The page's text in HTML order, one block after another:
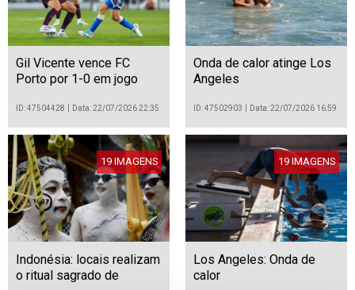
Gil Vicente vence FC
Porto por 1-0 em jogo
futebol
ID: 47504428 Data: 22/07/2026 22:35
Onda de calor atinge Los
Angeles
ID: 47502903 Data: 22/07/2026 16:59
19 IMAGENS
Indonésia: locais realizam
o ritual sagrado de
19 IMAGENS
Los Angeles: Onda de
calor